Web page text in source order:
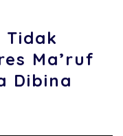
Tidak
Ma’ruf
Dibina